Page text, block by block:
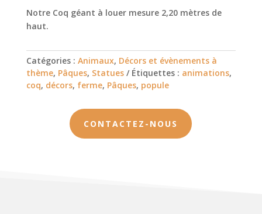
Notre Coq géant à louer mesure 2,20 mètres de
haut.
Catégories : Animaux, Décors et évènements à
thème, Pâques, Statues Étiquettes : animations,
coq, décors, ferme, Pâques, popule
CONTACTEZ-NOUS